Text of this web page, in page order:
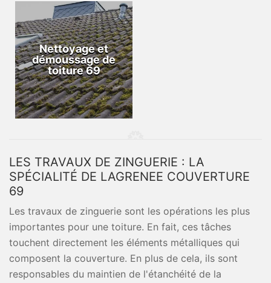
Nettoyage et
démoussage de
toiture 69
LES TRAVAUX DE ZINGUERIE : LA
SPÉCIALITÉ DE LAGRENEE COUVERTURE
69
Les travaux de zinguerie sont les opérations les plus
importantes pour une toiture. En fait, ces tâches
touchent directement les éléments métalliques qui
composent la couverture. En plus de cela, ils sont
responsables du maintien de l'étanchéité de la